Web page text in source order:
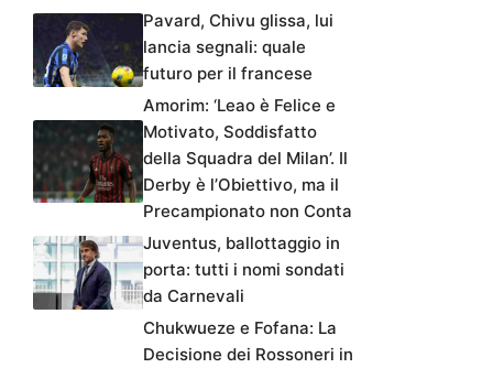
Pavard, Chivu glissa, lui
lancia segnali: quale
futuro per il francese
Amorim: ‘Leao è Felice e
Motivato, Soddisfatto
della Squadra del Milan’. Il
Derby è l’Obiettivo, ma il
Precampionato non Conta
Juventus, ballottaggio in
porta: tutti i nomi sondati
da Carnevali
Chukwueze e Fofana: La
Decisione dei Rossoneri in